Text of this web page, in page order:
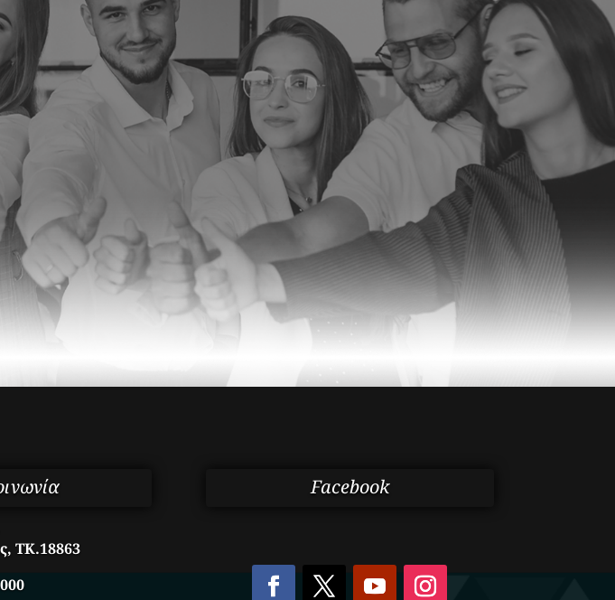
ΤΚ.18863
Facebook